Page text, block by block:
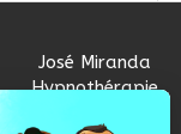
José Miranda
Hypnothérapie